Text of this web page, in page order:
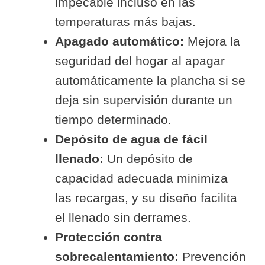
temperaturas más bajas.
Apagado automático: Mejora la
seguridad del hogar al apagar
automáticamente la plancha si se
deja sin supervisión durante un
tiempo determinado.
Depósito de agua de fácil
llenado: Un depósito de
capacidad adecuada minimiza
las recargas, y su diseño facilita
el llenado sin derrames.
Protección contra
sobrecalentamiento: Prevención